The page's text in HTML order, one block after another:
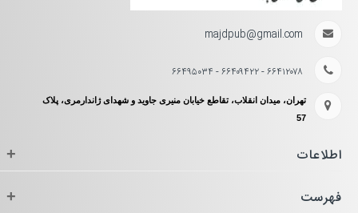
majdpub@gmail.com
۶۶۴۱۲۰۷۸ - ۶۶۴۰۹۴۲۲ - ۶۶۴۹۵۰۳۴
تهران، میدان انقلاب، تقاطع خیابان منیری جاوید و شهدای ژاندارمری، پلاک
57
اطلاعات +
فهرست +